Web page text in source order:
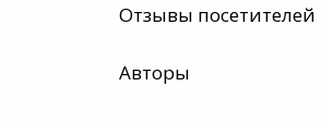
Отзывы посетителей
Авторы